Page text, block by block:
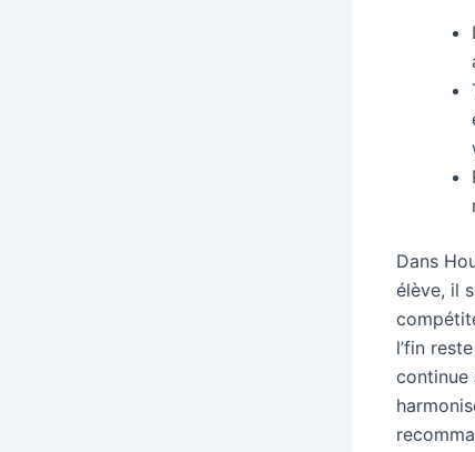
Dans
élève, il
l’fin
continue